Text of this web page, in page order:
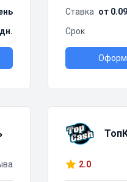
Ставка от
Срок
2.0